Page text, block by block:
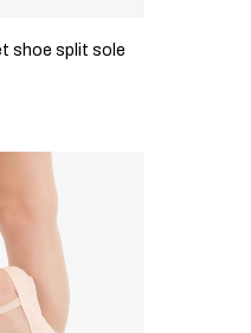
shoe split sole